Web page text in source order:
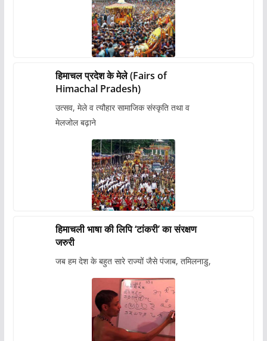
हिमाचल प्रदेश के मेले (Fairs of
Himachal Pradesh)
उत्सव, मेले व त्यौहार सामाजिक संस्कृति तथा व
मेलजोल बढ़ाने
हिमाचली भाषा की लिपि ‘टांकरी’ का संरक्षण
जरुरी
जब हम देश के बहुत सारे राज्यों जैसे पंजाब, तमिलनाडु,